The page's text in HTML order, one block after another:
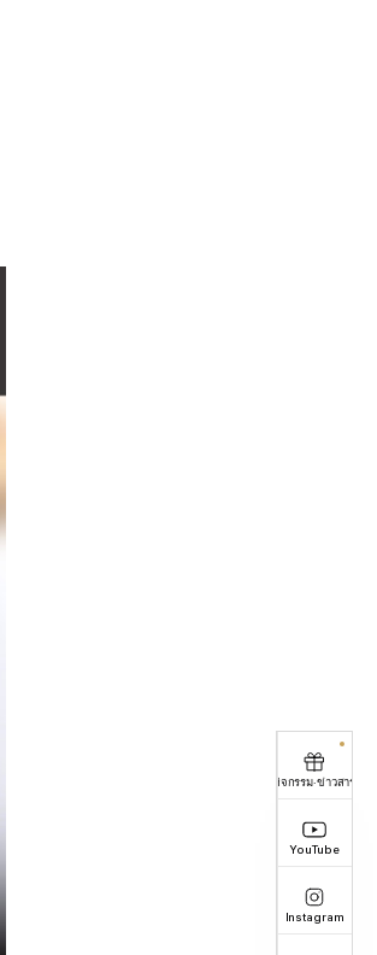
กิจกรรม·ข่าวสาร
YouTube
Instagram